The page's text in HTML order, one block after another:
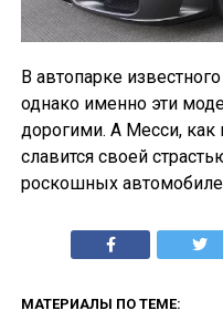
В автопарке
однако именно эти
дорогими. А Месси, как
славится своей
роскошных
МАТЕРИАЛЫ ПО ТЕМЕ: